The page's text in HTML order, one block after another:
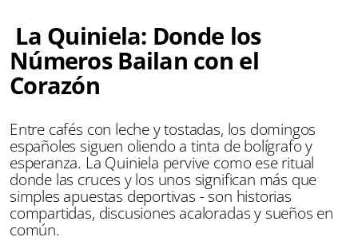
La Quiniela: Donde los
Números Bailan con el
Corazón
Entre cafés con leche y tostadas, los domingos
españoles siguen oliendo a tinta de bolígrafo y
esperanza. La Quiniela pervive como ese ritual
donde las cruces y los unos significan más que
simples apuestas deportivas - son historias
compartidas, discusiones acaloradas y sueños en
común.